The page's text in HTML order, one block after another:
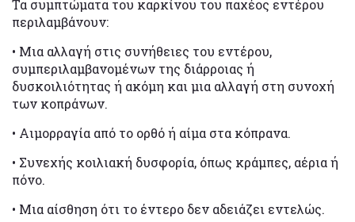
Τα συμπτώματα του καρκίνου του παχέος εντέρου
περιλαμβάνουν:
• Μια αλλαγή στις συνήθειες του εντέρου,
συμπεριλαμβανομένων της διάρροιας ή
δυσκοιλιότητας ή ακόμη και μια αλλαγή στη συνοχή
των κοπράνων.
• Αιμορραγία από το ορθό ή αίμα στα κόπρανα.
• Συνεχής κοιλιακή δυσφορία, όπως κράμπες, αέρια ή
πόνο.
• Μια αίσθηση ότι το έντερο δεν αδειάζει εντελώς.